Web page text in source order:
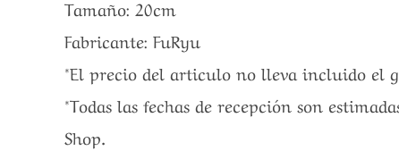
Tamaño: 20cm
Fabricante: FuRyu
*El precio del articulo no lleva incluido el
*Todas las fechas de recepción son
Shop.